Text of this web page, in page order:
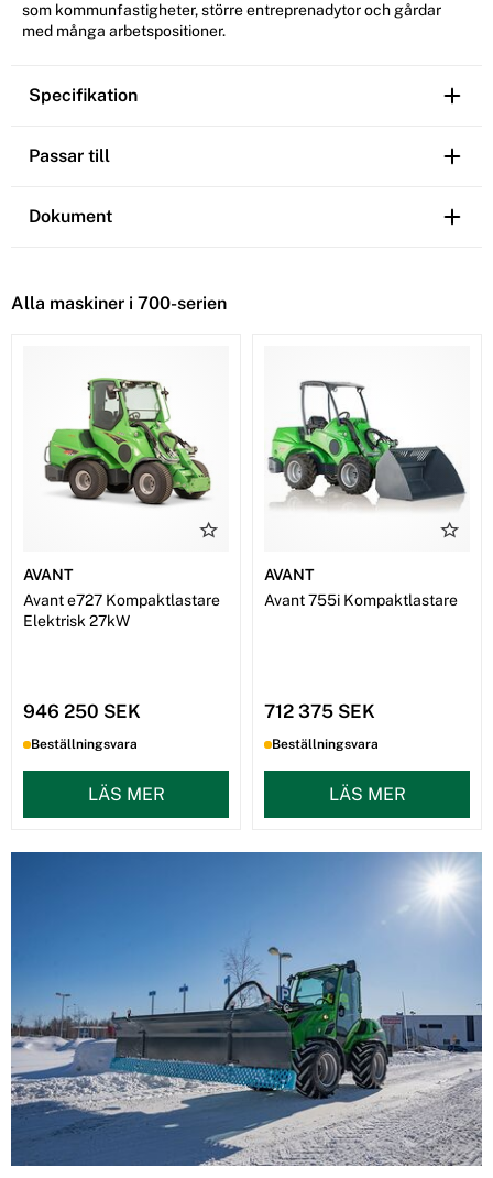
som kommunfastigheter, större entreprenadytor och gårdar
med många arbetspositioner.
Specifikation
Passar till
Dokument
Alla maskiner i 700-serien
AVANT
Avant e727 Kompaktlastare
Elektrisk 27kW
946 250 SEK
Beställningsvara
LÄS MER
AVANT
Avant 755i Kompaktlastare
712 375 SEK
Beställningsvara
LÄS MER